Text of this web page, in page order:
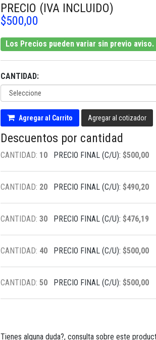
PRECIO (IVA INCLUIDO)
$500,00
Los Precios pueden variar sin previo aviso.
CANTIDAD:
Agregar al Carrito Agregar al cotizador
Descuentos por cantidad
CANTIDAD: 10 PRECIO FINAL (C/U): $500,00
CANTIDAD: 20 PRECIO FINAL (C/U): $490,20
CANTIDAD: 30 PRECIO FINAL (C/U): $476,19
CANTIDAD: 40 PRECIO FINAL (C/U): $500,00
CANTIDAD: 50 PRECIO FINAL (C/U): $500,00
Tienes alguna duda?, consulta sobre este